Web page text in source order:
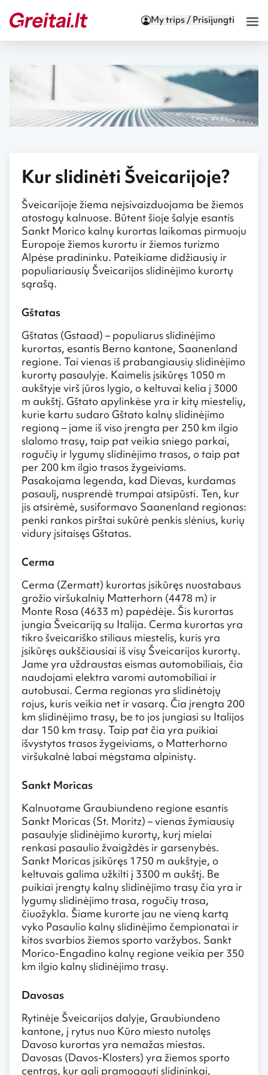
My trips / Prisijungti
Kur slidinėti Šveicarijoje?
Šveicarijoje žiema neįsivaizduojama be žiemos
atostogų kalnuose. Būtent šioje šalyje esantis
Sankt Morico kalnų kurortas laikomas pirmuoju
Europoje žiemos kurortu ir žiemos turizmo
Alpėse pradininku. Pateikiame didžiausių ir
populiariausių Šveicarijos slidinėjimo kurortų
sąrašą.
Gštatas
Gštatas (Gstaad) – populiarus slidinėjimo
kurortas, esantis Berno kantone, Saanenland
regione. Tai vienas iš prabangiausių slidinėjimo
kurortų pasaulyje. Kaimelis įsikūręs 1050 m
aukštyje virš jūros lygio, o keltuvai kelia į 3000
m aukštį. Gštato apylinkėse yra ir kitų miestelių,
kurie kartu sudaro Gštato kalnų slidinėjimo
regioną – jame iš viso įrengta per 250 km ilgio
slalomo trasų, taip pat veikia sniego parkai,
rogučių ir lygumų slidinėjimo trasos, o taip pat
per 200 km ilgio trasos žygeiviams.
Pasakojama legenda, kad Dievas, kurdamas
pasaulį, nusprendė trumpai atsipūsti. Ten, kur
jis atsirėmė, susiformavo Saanenland regionas:
penki rankos pirštai sukūrė penkis slėnius, kurių
vidury įsitaisęs Gštatas.
Cerma
Cerma (Zermatt) kurortas įsikūręs nuostabaus
grožio viršukalnių Matterhorn (4478 m) ir
Monte Rosa (4633 m) papėdėje. Šis kurortas
jungia Šveicariją su Italija. Cerma kurortas yra
tikro šveicariško stiliaus miestelis, kuris yra
įsikūręs aukščiausiai iš visų Šveicarijos kurortų.
Jame yra uždraustas eismas automobiliais, čia
naudojami elektra varomi automobiliai ir
autobusai. Cerma regionas yra slidinėtojų
rojus, kuris veikia net ir vasarą. Čia įrengta 200
km slidinėjimo trasų, be to jos jungiasi su Italijos
dar 150 km trasų. Taip pat čia yra puikiai
išvystytos trasos žygeiviams, o Matterhorno
viršukalnė labai mėgstama alpinistų.
Sankt Moricas
Kalnuotame Graubiundeno regione esantis
Sankt Moricas (St. Moritz) – vienas žymiausių
pasaulyje slidinėjimo kurortų, kurį mielai
renkasi pasaulio žvaigždės ir garsenybės.
Sankt Moricas įsikūręs 1750 m aukštyje, o
keltuvais galima užkilti į 3300 m aukštį. Be
puikiai įrengtų kalnų slidinėjimo trasų čia yra ir
lygumų slidinėjimo trasa, rogučių trasa,
čiuožykla. Šiame kurorte jau ne vieną kartą
vyko Pasaulio kalnų slidinėjimo čempionatai ir
kitos svarbios žiemos sporto varžybos. Sankt
Morico-Engadino kalnų regione veikia per 350
km ilgio kalnų slidinėjimo trasų.
Davosas
Rytinėje Šveicarijos dalyje, Graubiundeno
kantone, į rytus nuo Kūro miesto nutolęs
Davoso kurortas yra nemažas miestas.
Davosas (Davos-Klosters) yra žiemos sporto
centras, kur gali pramogauti slidininkai,